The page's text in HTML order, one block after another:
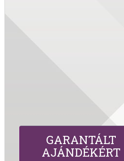
GARANTÁLT
AJÁNDÉKÉRT